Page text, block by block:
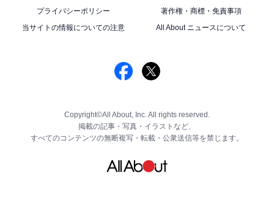
プライバシーポリシー
著作権・商標・免責事項
当サイトの情報についての注意
All About ニュースについて
Copyright©All About, Inc. All rights reserved.
掲載の記事・写真・イラストなど、
すべてのコンテンツの無断複写・転載・公衆送信等を禁じます。